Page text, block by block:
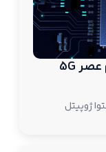
مودم Qualcomm X105: پیشگام عصر 5G
ژوپیتل